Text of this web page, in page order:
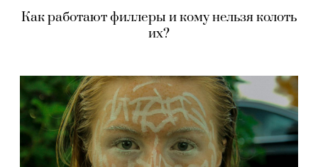
Как работают филлеры и кому нельзя колоть
их?